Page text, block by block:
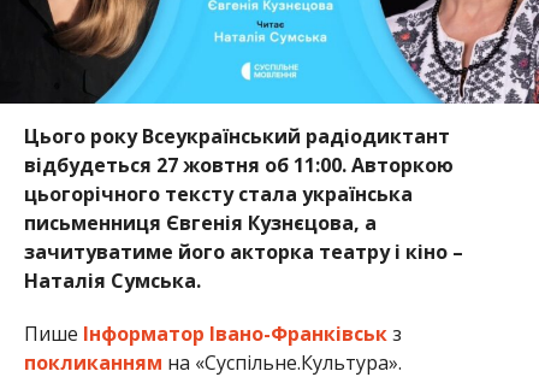
Цього року Всеукраїнський радіодиктант
відбудеться 27 жовтня об 11:00. Авторкою
цьогорічного тексту стала українська
письменниця Євгенія Кузнєцова, а
зачитуватиме його акторка театру і кіно –
Наталія Сумська.
Пише Інформатор Івано-Франківськз
покликанням на «Суспільне.Культура».